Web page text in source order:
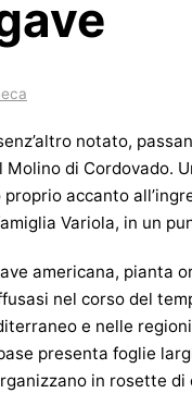
notato,
Molino di Cordovado.
accanto
Variola, in un
americana, pianta
nel corso del
e nelle
presenta foglie
in rosette di